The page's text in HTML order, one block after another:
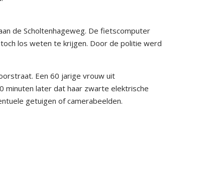
de Scholtenhageweg. De fietscomputer
los weten te krijgen. Door de politie werd
Een 60 jarige vrouw uit
minuten later dat haar zwarte elektrische
getuigen of camerabeelden.